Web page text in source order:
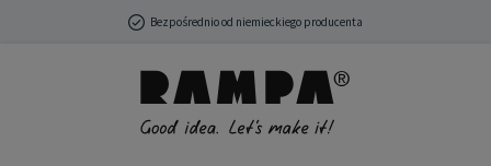
Przejdź do głównej zawartościBezpośrednio od niemieckiego producenta